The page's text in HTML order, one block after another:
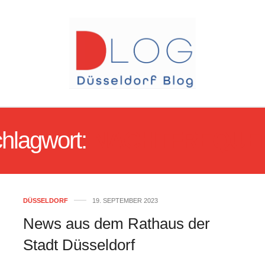
DÜSSELDORF 19. SEPTEMBER 2023
News aus dem Rathaus der
Stadt Düsseldorf